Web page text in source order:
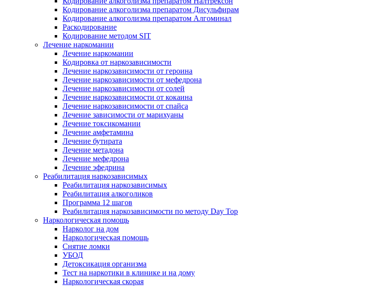
Кодирование алкоголизма препаратом Дисульфирам
Кодирование алкоголизма препаратом Алгоминал
Раскодирование
Кодирование методом SIT
Лечение наркомании
Лечение наркомании
Кодировка от наркозависимости
Лечение наркозависимости от героина
Лечение наркозависимости от мефедрона
Лечение наркозависимости от солей
Лечение наркозависимости от кокаина
Лечение наркозависимости от спайса
Лечение зависимости от марихуаны
Лечение токсикомании
Лечение амфетамина
Лечение бутирата
Лечение метадона
Лечение мефедрона
Лечение эфедрина
Реабилитация наркозависимых
Реабилитация наркозависимых
Реабилитация алкоголиков
Программа 12 шагов
Реабилитация наркозависимости по методу Day Top
Наркологическая помощь
Нарколог на дом
Наркологическая помощь
Снятие ломки
УБОД
Детоксикация организма
Тест на наркотики в клинике и на дому
Наркологическая скорая